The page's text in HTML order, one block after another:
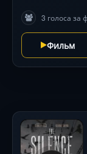
иногда3 голоса за
Фильм